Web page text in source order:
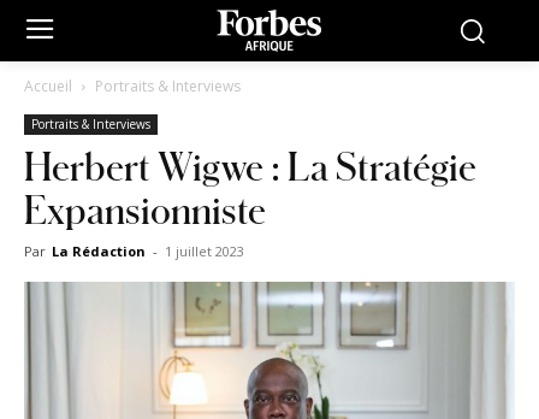
Accueil Portraits & Interviews
Portraits & Interviews
Herbert Wigwe : La Stratégie
Expansionniste
Par La Rédaction - 1 juillet 2023